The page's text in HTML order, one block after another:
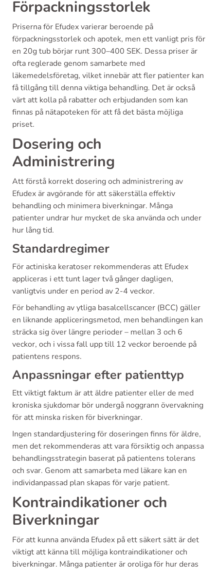
Förpackningsstorlek
Priserna för Efudex varierar beroende på
förpackningsstorlek och apotek, men ett vanligt pris för
en 20g tub börjar runt 300–400 SEK. Dessa priser är
ofta reglerade genom samarbete med
läkemedelsföretag, vilket innebär att fler patienter kan
få tillgång till denna viktiga behandling. Det är också
värt att kolla på rabatter och erbjudanden som kan
finnas på nätapoteken för att få det bästa möjliga
priset.
Dosering och
Administrering
Att förstå korrekt dosering och administrering av
Efudex är avgörande för att säkerställa effektiv
behandling och minimera biverkningar. Många
patienter undrar hur mycket de ska använda och under
hur lång tid.
Standardregimer
För actiniska keratoser rekommenderas att Efudex
appliceras i ett tunt lager två gånger dagligen,
vanligtvis under en period av 2-4 veckor.
För behandling av ytliga basalcellscancer (BCC) gäller
en liknande appliceringsmetod, men behandlingen kan
sträcka sig över längre perioder – mellan 3 och 6
veckor, och i vissa fall upp till 12 veckor beroende på
patientens respons.
Anpassningar efter patienttyp
Ett viktigt faktum är att äldre patienter eller de med
kroniska sjukdomar bör undergå noggrann övervakning
för att minska risken för biverkningar.
Ingen standardjustering för doseringen finns för äldre,
men det rekommenderas att vara försiktig och anpassa
behandlingsstrategin baserat på patientens tolerans
och svar. Genom att samarbeta med läkare kan en
individanpassad plan skapas för varje patient.
Kontraindikationer och
Biverkningar
För att kunna använda Efudex på ett säkert sätt är det
viktigt att känna till möjliga kontraindikationer och
biverkningar. Många patienter är oroliga för hur deras